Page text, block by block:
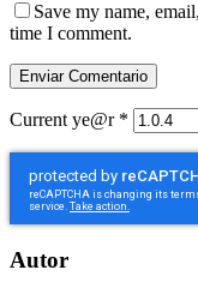
Save my name,
time I comment.
Current ye@r *
Autor